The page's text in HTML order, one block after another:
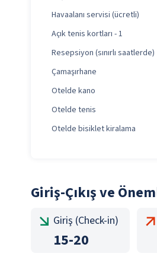
Havaalanı servisi (ücretli)
Açık tenis kortları - 1
Resepsiyon (sınırlı saatlerde)
Çamaşırhane
Otelde kano
Otelde tenis
Otelde bisiklet kiralama
Giriş-Çıkış ve
Giriş (Check-in)
15-20